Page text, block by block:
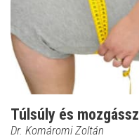
Túlsúly és
Dr. Komáromi Zoltán